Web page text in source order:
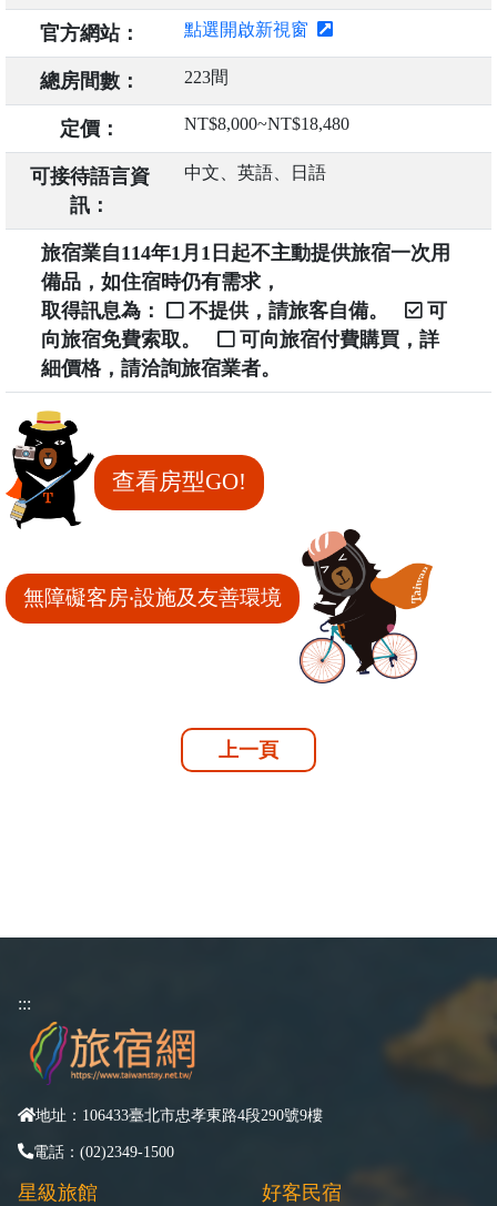
官方網站： 點選開啟新視窗
總房間數： 223間
定價： NT$8,000~NT$18,480
可接待語言資
訊：
中文、英語、日語
旅宿業自114年1月1日起不主動提供旅宿一次用
備品，如住宿時仍有需求，
取得訊息為：
不提供，請旅客自備。
可
向旅宿免費索取。
可向旅宿付費購買，詳
細價格，請洽詢旅宿業者。
查看房型GO!
無障礙客房‧設施及友善環境
上一頁
:::
地址：106433臺北市忠孝東路4段290號9樓
電話：(02)2349-1500
星級旅館
好客民宿